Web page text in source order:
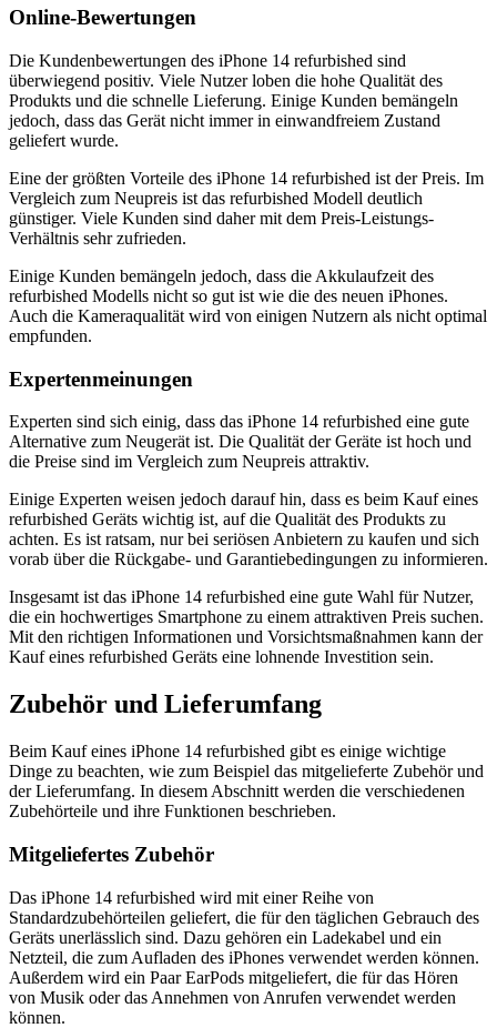
Online-Bewertungen
Die Kundenbewertungen des iPhone 14 refurbished sind
überwiegend positiv. Viele Nutzer loben die hohe Qualität des
Produkts und die schnelle Lieferung. Einige Kunden bemängeln
jedoch, dass das Gerät nicht immer in einwandfreiem Zustand
geliefert wurde.
Eine der größten Vorteile des iPhone 14 refurbished ist der Preis. Im
Vergleich zum Neupreis ist das refurbished Modell deutlich
günstiger. Viele Kunden sind daher mit dem Preis-Leistungs-
Verhältnis sehr zufrieden.
Einige Kunden bemängeln jedoch, dass die Akkulaufzeit des
refurbished Modells nicht so gut ist wie die des neuen iPhones.
Auch die Kameraqualität wird von einigen Nutzern als nicht optimal
empfunden.
Expertenmeinungen
Experten sind sich einig, dass das iPhone 14 refurbished eine gute
Alternative zum Neugerät ist. Die Qualität der Geräte ist hoch und
die Preise sind im Vergleich zum Neupreis attraktiv.
Einige Experten weisen jedoch darauf hin, dass es beim Kauf eines
refurbished Geräts wichtig ist, auf die Qualität des Produkts zu
achten. Es ist ratsam, nur bei seriösen Anbietern zu kaufen und sich
vorab über die Rückgabe- und Garantiebedingungen zu informieren.
Insgesamt ist das iPhone 14 refurbished eine gute Wahl für Nutzer,
die ein hochwertiges Smartphone zu einem attraktiven Preis suchen.
Mit den richtigen Informationen und Vorsichtsmaßnahmen kann der
Kauf eines refurbished Geräts eine lohnende Investition sein.
Zubehör und Lieferumfang
Beim Kauf eines iPhone 14 refurbished gibt es einige wichtige
Dinge zu beachten, wie zum Beispiel das mitgelieferte Zubehör und
der Lieferumfang. In diesem Abschnitt werden die verschiedenen
Zubehörteile und ihre Funktionen beschrieben.
Mitgeliefertes Zubehör
Das iPhone 14 refurbished wird mit einer Reihe von
Standardzubehörteilen geliefert, die für den täglichen Gebrauch des
Geräts unerlässlich sind. Dazu gehören ein Ladekabel und ein
Netzteil, die zum Aufladen des iPhones verwendet werden können.
Außerdem wird ein Paar EarPods mitgeliefert, die für das Hören
von Musik oder das Annehmen von Anrufen verwendet werden
können.